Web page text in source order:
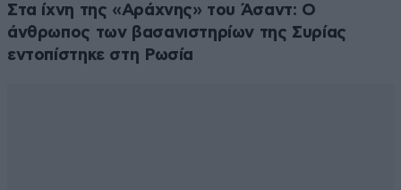
anti-hipster 03·10·2016 20:09
Στα ίχνη της «Αράχνης» του Άσαντ: Ο
άνθρωπος των βασανιστηρίων της Συρίας
εντοπίστηκε στη Ρωσία